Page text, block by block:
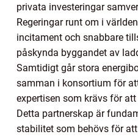
privata investeringar
Regeringar runt om i
incitament och snabbare
påskynda byggandet av
Samtidigt går stora
samman i konsortium för
expertisen som krävs för
Detta partnerskap är
stabilitet som behövs för